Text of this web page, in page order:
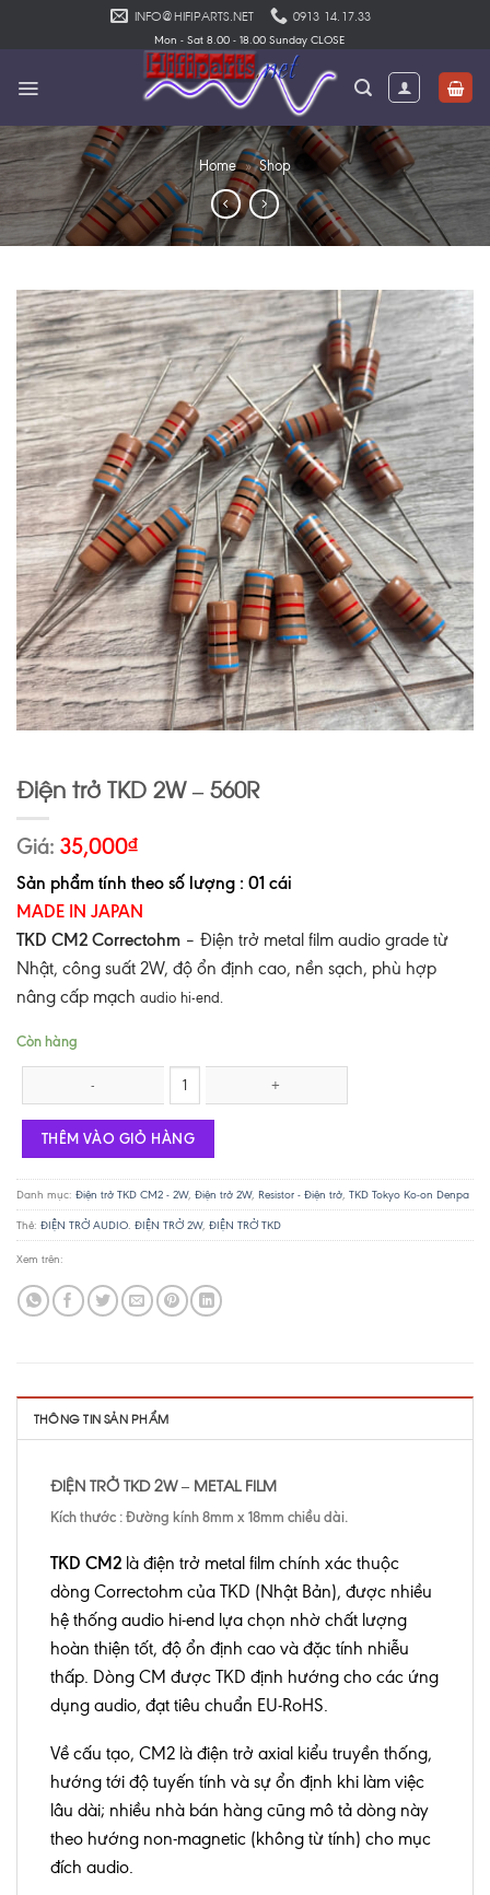
INFO@HIFIPARTS.NET 0913 14.17.33
Mon - Sat 8.00 - 18.00 Sunday CLOSE
Home » Shop
Điện trở TKD 2W – 560R
Giá: 35,000₫
Sản phẩm tính theo số lượng : 01 cái
MADE IN JAPAN
TKD CM2 Correctohm – Điện trở metal film audio grade từ
Nhật, công suất 2W, độ ổn định cao, nền sạch, phù hợp
nâng cấp mạch audio hi-end.
Còn hàng
Điện trở TKD 2W - 560R số lượng
THÊM VÀO GIỎ HÀNG
Danh mục: Điện trở TKD CM2 - 2W, Điện trở 2W, Resistor - Điện trở TKD Tokyo Ko-on Denpa
Thẻ: ĐIỆN TRỞ AUDIO. ĐIỆN TRỞ 2W, ĐIỆN TRỞ TKD
Xem trên:
THÔNG TIN SẢN PHẨM
ĐIỆN TRỞ TKD 2W – METAL FILM
Kích thước : Đường kính 8mm x 18mm chiều dài.
TKD CM2 là điện trở metal film chính xác thuộc
dòng Correctohm của TKD (Nhật Bản), được nhiều
hệ thống audio hi-end lựa chọn nhờ chất lượng
hoàn thiện tốt, độ ổn định cao và đặc tính nhiễu
thấp. Dòng CM được TKD định hướng cho các ứng
dụng audio, đạt tiêu chuẩn EU-RoHS.
Về cấu tạo, CM2 là điện trở axial kiểu truyền thống,
hướng tới độ tuyến tính và sự ổn định khi làm việc
lâu dài; nhiều nhà bán hàng cũng mô tả dòng này
theo hướng non-magnetic (không từ tính) cho mục
đích audio.